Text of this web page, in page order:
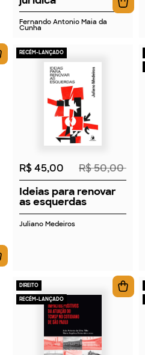
Fernando Antonio Maia da
Cunha
RECÉM-LANÇADO
2026
R$ 45,00
R$ 50,00
Ideias para renovar
as esquerdas
Juliano Medeiros
DIREITO
RECÉM-LANÇADO
2026